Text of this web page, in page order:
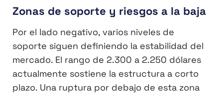
Zonas de soporte y riesgos a la baja
Por el lado negativo, varios niveles de
soporte siguen definiendo la estabilidad del
mercado. El rango de 2.300 a 2.250 dólares
actualmente sostiene la estructura a corto
plazo. Una ruptura por debajo de esta zona